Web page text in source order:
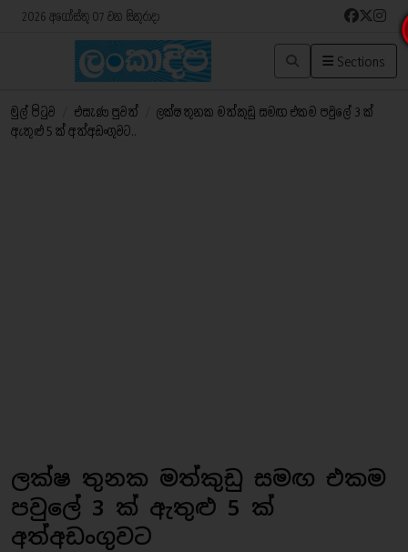
2026 අගෝස්තු 07 වන සිකුරාදා
Sections
මුල් පිටුව එසැණ පුවත්
ලක්ෂ තුනක මත්කුඩු සමඟ එකම පවුලේ 3 ක්
ඇතුළු 5 ක් අත්අඩංගුවට..
ලක්ෂ තුනක මත්කුඩු සමඟ එකම
පවුලේ 3 ක් ඇතුළු 5 ක්
අත්අඩංගුවට